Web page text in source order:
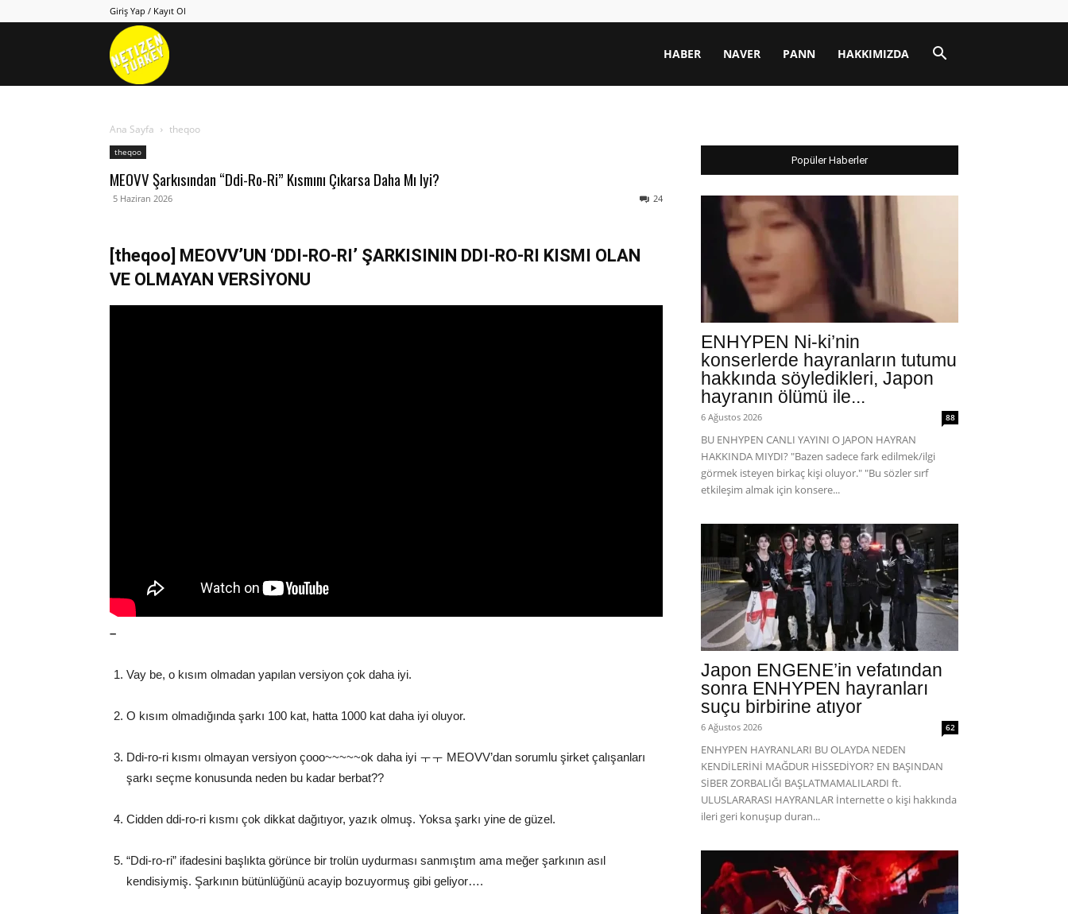
Giriş Yap / Kayıt Ol
Netizen HABER NAVER PANN HAKKIMIZDA
Ana Sayfa theqoo
theqoo
MEOVV Şarkısından “Ddi-Ro-Ri” Kısmını Çıkarsa Daha Mı Iyi?
5 Haziran 2026 24
[theqoo] MEOVV’UN ‘DDI-RO-RI’ ŞARKISININ DDI-RO-RI KISMI OLAN
VE OLMAYAN VERSİYONU
–
Vay be, o kısım olmadan yapılan versiyon çok daha iyi.
O kısım olmadığında şarkı 100 kat, hatta 1000 kat daha iyi oluyor.
Ddi-ro-ri kısmı olmayan versiyon çooo~~~~~ok daha iyi ㅜㅜ MEOVV’dan sorumlu şirket çalışanları
şarkı seçme konusunda neden bu kadar berbat??
Cidden ddi-ro-ri kısmı çok dikkat dağıtıyor, yazık olmuş. Yoksa şarkı yine de güzel.
“Ddi-ro-ri” ifadesini başlıkta görünce bir trolün uydurması sanmıştım ama meğer şarkının asıl
kendisiymiş. Şarkının bütünlüğünü acayip bozuyormuş gibi geliyor….
Popüler Haberler
ENHYPEN Ni-ki’nin
konserlerde hayranların tutumu
hakkında söyledikleri, Japon
hayranın ölümü ile...
6 Ağustos 2026 88
BU ENHYPEN CANLI YAYINI O JAPON HAYRAN
HAKKINDA MIYDI? "Bazen sadece fark edilmek/ilgi
görmek isteyen birkaç kişi oluyor." "Bu sözler sırf
etkileşim almak için konsere...
Japon ENGENE’in vefatından
sonra ENHYPEN hayranları
suçu birbirine atıyor
6 Ağustos 2026 62
ENHYPEN HAYRANLARI BU OLAYDA NEDEN
KENDİLERİNİ MAĞDUR HİSSEDİYOR? EN BAŞINDAN
SİBER ZORBALIĞI BAŞLATMAMALILARDI ft.
ULUSLARARASI HAYRANLAR İnternette o kişi hakkında
ileri geri konuşup duran...